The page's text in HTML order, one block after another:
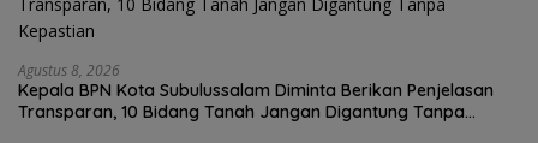
Agustus 8, 2026
Kepala BPN Kota Subulussalam Diminta Berikan Penjelasan
Transparan, 10 Bidang Tanah Jangan Digantung Tanpa